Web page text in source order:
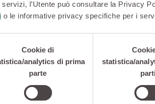
l’Utente può consultare la Privacy
o le informative privacy specifiche per i
Cookie di
analytics di prima
parte
statistica/
parti
Alimentare
sano, una
un corretto
rinforzare il